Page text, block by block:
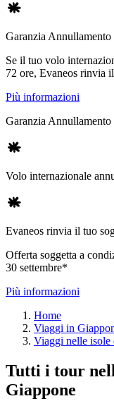
Garanzia
Se il tuo volo
72 ore, Evaneos rinvia
Più informazioni
Garanzia
Volo internazionale
Evaneos rinvia il tuo
Offerta soggetta a
30 settembre*
Più informazioni
Home
Viaggi in
Viaggi nelle isole
Tutti i tour
Giappone